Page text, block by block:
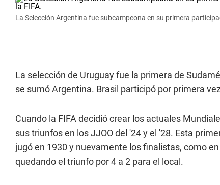
La Selección Argentina fue subcampeona en su primera
La selección de Uruguay fue la primera de
se sumó Argentina. Brasil participó por primera
Cuando la FIFA decidió crear los actuales
sus triunfos en los JJOO del '24 y el '28. Esta
jugó en 1930 y nuevamente los finalistas, como
quedando el triunfo por 4 a 2 para el local.